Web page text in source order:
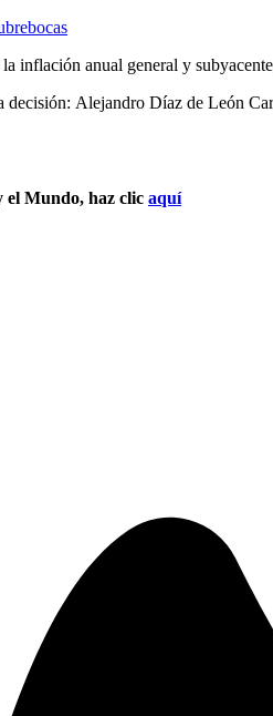
inflación anual general y subyacente
decisión: Alejandro Díaz de León
el Mundo, haz clic aquí